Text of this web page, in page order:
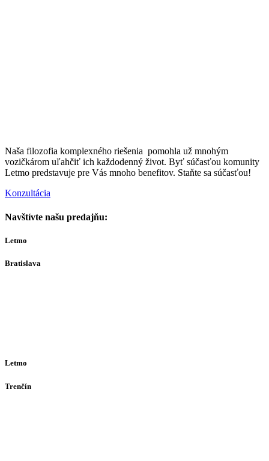
Naša filozofia komplexného riešenia pomohla už mnohým
vozičkárom uľahčiť ich každodenný život. Byť súčasťou komunity
Letmo predstavuje pre Vás mnoho benefitov. Staňte sa súčasťou!
Konzultácia
Navštívte našu predajňu:
Letmo
Bratislava
Letmo
Trenčín